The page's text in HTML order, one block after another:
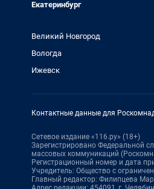
Екатеринбург
Великий Новгород
Вологда
Ижевск
Контактные данные для
Сетевое издание «116.ру» (18+)
Зарегистрировано Федеральной
массовых коммуникаций
Регистрационный номер и дата
Учредитель: Общество с
Главный редактор: Филипцева